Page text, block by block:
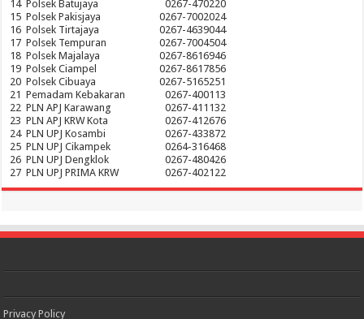
14 Polsek Batujaya
0267-470220
15 Polsek Pakisjaya
0267-7002024
16 Polsek Tirtajaya
0267-4639044
17 Polsek Tempuran
0267-7004504
18 Polsek Majalaya
0267-8616946
19 Polsek Ciampel
0267-8617856
20 Polsek Cibuaya
0267-5165251
21 Pemadam Kebakaran
0267-400113
22 PLN APJ Karawang
0267-411132
23 PLN APJ KRW Kota
0267-412676
24 PLN UPJ Kosambi
0267-433872
25 PLN UPJ Cikampek
0264-316468
26 PLN UPJ Dengklok
0267-480426
27 PLN UPJ PRIMA KRW 0267-402122
Privacy Policy